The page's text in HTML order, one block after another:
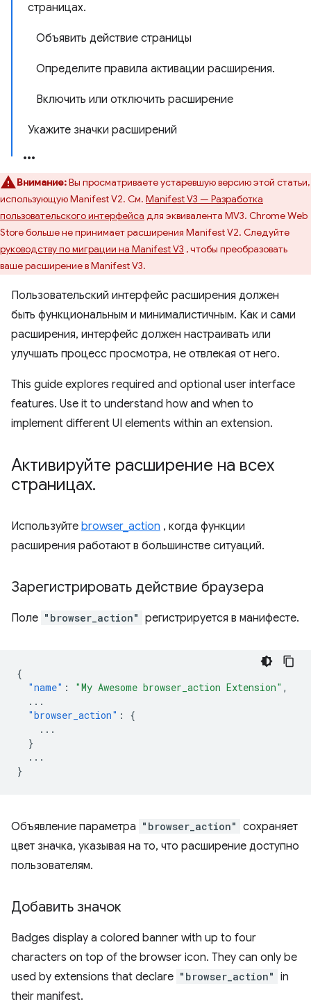
страницах.
Объявить действие страницы
Определите правила активации расширения.
Включить или отключить расширение
Укажите значки расширений
Внимание:Вы просматриваете устаревшую версию этой статьи,
использующую Manifest V2. См. Manifest V3 — Разработка
пользовательского интерфейса для эквивалента MV3. Chrome Web
Store больше не принимает расширения Manifest V2. Следуйте
руководству по миграции на Manifest V3 , чтобы преобразовать
ваше расширение в Manifest V3.
Пользовательский интерфейс расширения должен
быть функциональным и минималистичным. Как и сами
расширения, интерфейс должен настраивать или
улучшать процесс просмотра, не отвлекая от него.
This guide explores required and optional user interface
features. Use it to understand how and when to
implement different UI elements within an extension.
Активируйте расширение на всех
страницах.
Используйте browser_action , когда функции
расширения работают в большинстве ситуаций.
Зарегистрировать действие браузера
Поле "browser_action" регистрируется в манифесте.
{
"name" : "My Awesome browser_action Extension" ,
...
"browser_action" :
{
...
}
...
}
Объявление параметра "browser_action" сохраняет
цвет значка, указывая на то, что расширение доступно
пользователям.
Добавить значок
Badges display a colored banner with up to four
characters on top of the browser icon. They can only be
used by extensions that declare "browser_action" in
their manifest.